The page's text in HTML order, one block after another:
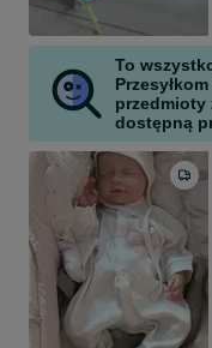
To
przedmioty
dostępną